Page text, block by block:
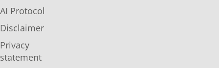
AI Protocol
Disclaimer
Privacy
statement